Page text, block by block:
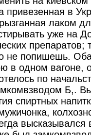
привезенная в
лаком
уже на
препаратов;
не попишешь.
в одном вагоне,
по
Б,.
спиртных
высказывался